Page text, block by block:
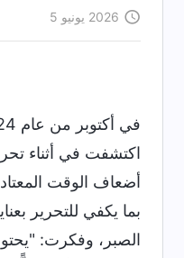
2026 يونيو 5
اكتشفت في أثناء
أضعاف الوقت
بما يكفي للتحرير
الصبر، وفكرت: